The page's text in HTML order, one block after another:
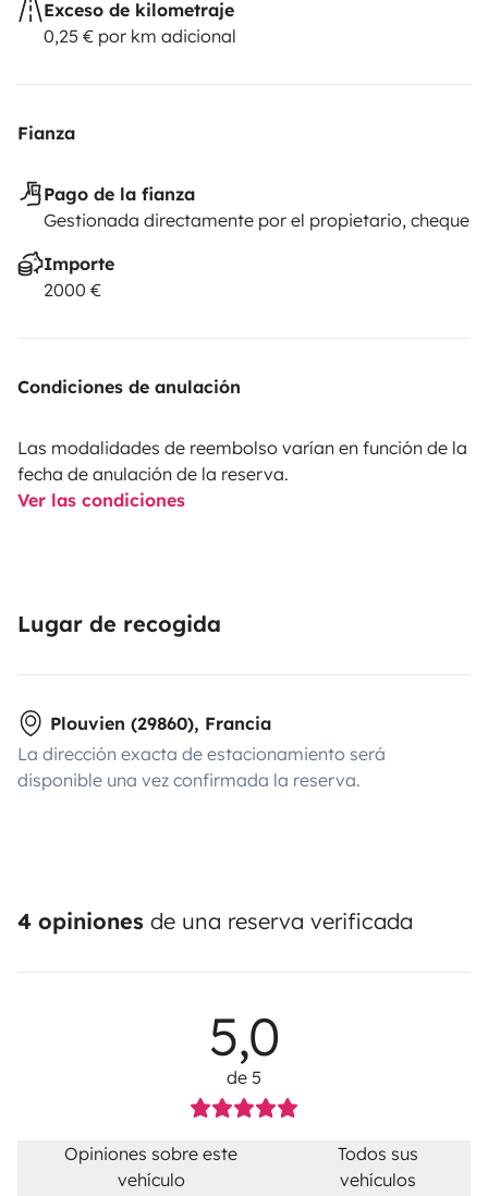
Exceso de kilometraje
0,25 € por km adicional
Fianza
Pago de la fianza
Gestionada directamente por el propietario, cheque
Importe
2000 €
Condiciones de anulación
Las modalidades de reembolso varían en función de la
fecha de anulación de la reserva.
Ver las condiciones
Lugar de recogida
Plouvien (29860), Francia
La dirección exacta de estacionamiento será
disponible una vez confirmada la reserva.
4 opiniones de una reserva verificada
5,0
de 5
Opiniones sobre este
vehículo
Todos sus
vehículos